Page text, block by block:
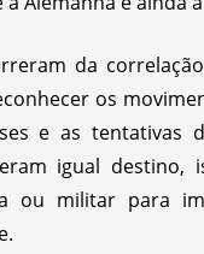
da
os
e as tentativas
igual destino,
ou militar para